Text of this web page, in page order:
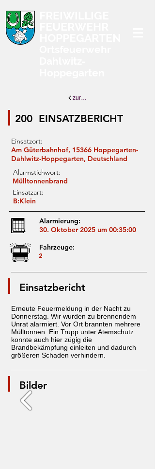
zurück zur Übersicht
EINSATZBERICHT
200
Einsatzort:
Am Güterbahnhof, 15366 Hoppegarten-
Dahlwitz-Hoppegarten, Deutschland
Alarmstichwort:
Mülltonnenbrand
Einsatzart:
B:Klein
Alarmierung:
30. Oktober 2025 um 00:35:00
Fahrzeuge:
2
Einsatzbericht
Erneute Feuermeldung in der Nacht zu
Donnerstag. Wir wurden zu brennendem
Unrat alarmiert. Vor Ort brannten mehrere
Mülltonnen. Ein Trupp unter Atemschutz
konnte auch hier zügig die
Brandbekämpfung einleiten und dadurch
größeren Schaden verhindern.
Bilder